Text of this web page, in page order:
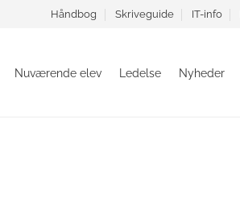
Håndbog Skriveguide IT-info
Nuværende elev Ledelse Nyheder